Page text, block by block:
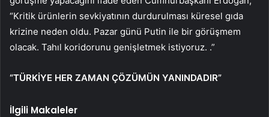
“Kritik ürünlerin sevkiyatının durdurulması küresel gıda
krizine neden oldu. Pazar günü Putin ile bir görüşmem
olacak. Tahıl koridorunu genişletmek istiyoruz. .”
“TÜRKİYE HER ZAMAN ÇÖZÜMÜN YANINDADIR”
İlgili Makaleler